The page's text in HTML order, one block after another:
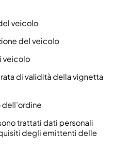
veicolo
del veicolo
veicolo
di validità della vignetta
trattati dati personali
degli emittenti delle